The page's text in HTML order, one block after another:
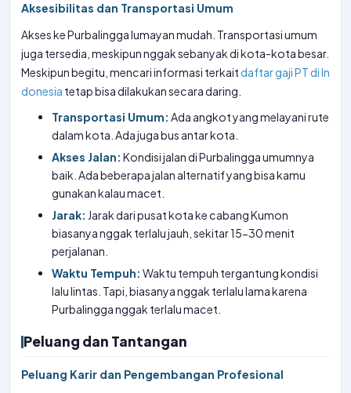
Aksesibilitas dan Transportasi Umum
Akses ke Purbalingga lumayan mudah. Transportasi umum
juga tersedia, meskipun nggak sebanyak di kota-kota besar.
Meskipun begitu, mencari informasi terkait daftar gaji PT di In
donesia tetap bisa dilakukan secara daring.
Transportasi Umum: Ada angkot yang melayani rute
dalam kota. Ada juga bus antar kota.
Akses Jalan: Kondisi jalan di Purbalingga umumnya
baik. Ada beberapa jalan alternatif yang bisa kamu
gunakan kalau macet.
Jarak: Jarak dari pusat kota ke cabang Kumon
biasanya nggak terlalu jauh, sekitar 15-30 menit
perjalanan.
Waktu Tempuh: Waktu tempuh tergantung kondisi
lalu lintas. Tapi, biasanya nggak terlalu lama karena
Purbalingga nggak terlalu macet.
Peluang dan Tantangan
Peluang Karir dan Pengembangan Profesional